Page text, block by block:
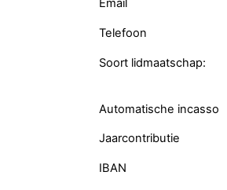
Email
Telefoon
Soort lidmaatschap:
Automatische incasso
Jaarcontributie
IBAN